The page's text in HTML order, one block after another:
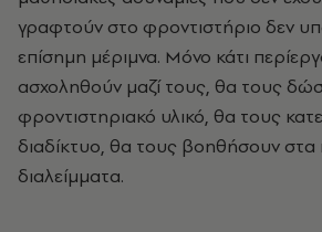
γραφτούν στο φροντιστήριο δεν
επίσημη μέριμνα. Μόνο κάτι
ασχοληθούν μαζί τους, θα τους
φροντιστηριακό υλικό, θα τους
διαδίκτυο, θα τους βοηθήσουν στα
διαλείμματα.